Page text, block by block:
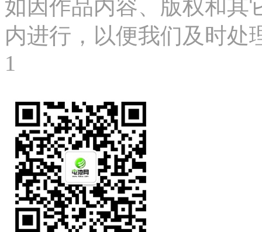
如因作品内容、版权和其
内进行，以便我们及时处
1